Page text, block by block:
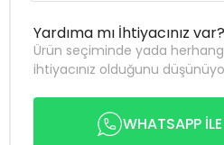
Yardıma mı İhtiyacınız var?
Ürün seçiminde yada
ihtiyacınız olduğunu
WHATSAPP